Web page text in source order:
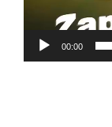
00:00